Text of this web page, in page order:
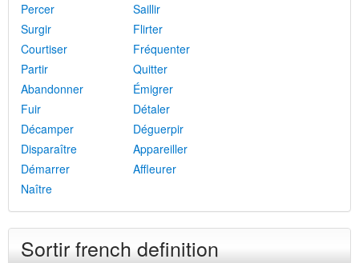
Percer
Saillir
Surgir
Flirter
Courtiser
Fréquenter
Partir
Quitter
Abandonner
Émigrer
Fuir
Détaler
Décamper
Déguerpir
Disparaître
Appareiller
Démarrer
Affleurer
Naître
Sortir french definition